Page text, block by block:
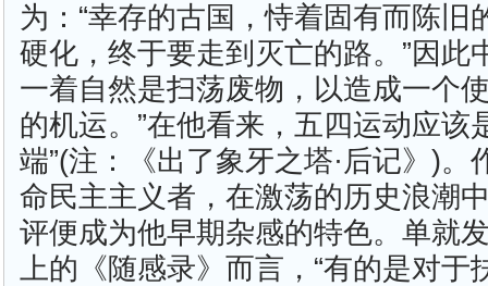
为：“幸存的古国，恃着固有而陈旧
硬化，终于要走到灭亡的路。”因此
一着自然是扫荡废物，以造成一个
的机运。”在他看来，五四运动应该
端”(注：《出了象牙之塔·后记》)。
命民主主义者，在激荡的历史浪潮
评便成为他早期杂感的特色。单就
上的《随感录》而言，“有的是对于